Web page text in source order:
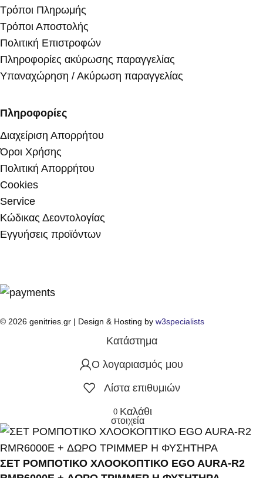
Τρόποι Πληρωμής
Τρόποι Αποστολής
Πολιτική Επιστροφών
Πληροφορίες ακύρωσης παραγγελίας
Υπαναχώρηση / Ακύρωση παραγγελίας
Πληροφορίες
Διαχείριση Απορρήτου
Όροι Χρήσης
Πολιτική Απορρήτου
Cookies
Service
Κώδικας Δεοντολογίας
Εγγυήσεις προϊόντων
© 2026 genitries.gr | Design & Hosting by w3specialists
Κατάστημα
Ο λογαριασμός μου
Λίστα επιθυμιών
0
στοιχεία
Καλάθι
ΣΕΤ ΡΟΜΠΟΤΙΚΟ ΧΛΟΟΚΟΠΤΙΚΟ EGO AURA-R2